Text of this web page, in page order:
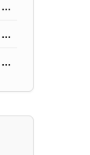
...
...
...